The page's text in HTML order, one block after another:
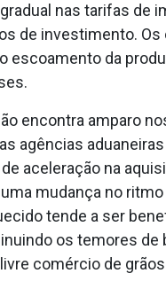
nas tarifas de
de investimento.
escoamento da
encontra amparo
agências
aceleração na
mudança no
tende a ser
os temores
comércio de